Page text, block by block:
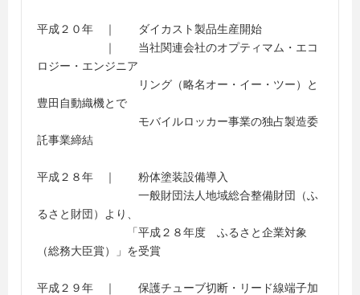
平成２０年 ｜ ダイカスト製品生産開始
｜ 当社関連会社のオプティマム・エコ
ロジー・エンジニア
リング（略名オー・イー・ツー）と
豊田自動織機とで
モバイルロッカー事業の独占製造委
託事業締結
平成２８年 ｜ 粉体塗装設備導入
一般財団法人地域総合整備財団（ふ
るさと財団）より、
「平成２８年度 ふるさと企業対象
（総務大臣賞）」を受賞
平成２９年 ｜ 保護チューブ切断・リード線端子加